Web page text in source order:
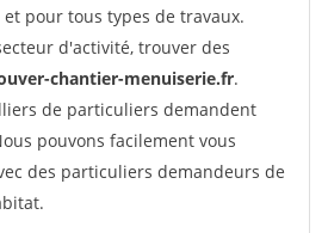
pour tous types de travaux.
d'activité, trouver des
chantier-menuiserie.fr.
de particuliers demandent
pouvons facilement vous
des particuliers demandeurs de